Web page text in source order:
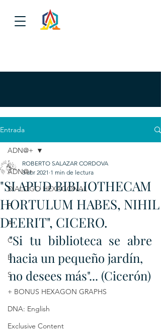
Entrada
ADN@+
DIALOGO HEXAGONAL
P
A
C
E
S
+ BONUS HEXAGON GRAPHS
DNA: English
Exclusive Content
ADN@+
"SI APUD BIBLIOTHECAM
HORTULUM HABES, NIHIL
DEERIT", CICERO.
ROBERTO SALAZAR CORDOVA
3 abr 2021 1 min de lectura
"Si tu biblioteca se abre
hacia un pequeño jardín,
no desees más"... (Cicerón)